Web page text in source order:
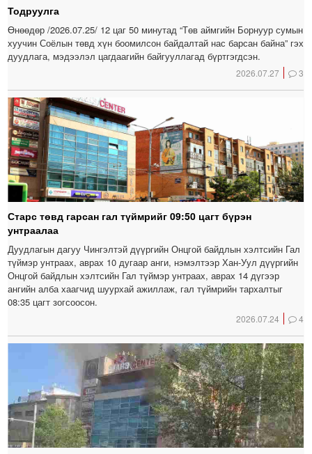
Тодруулга
Өнөөдөр /2026.07.25/ 12 цаг 50 минутад “Төв аймгийн Борнуур сумын
хуучин Соёлын төвд хүн боомилсон байдалтай нас барсан байна” гэх
дуудлага, мэдээлэл цагдаагийн байгууллагад бүртгэгдсэн.
2026.07.27 3
Старс төвд гарсан гал түймрийг 09:50 цагт бүрэн
унтраалаа
Дуудлагын дагуу Чингэлтэй дүүргийн Онцгой байдлын хэлтсийн Гал
түймэр унтраах, аврах 10 дугаар анги, нэмэлтээр Хан-Уул дүүргийн
Онцгой байдлын хэлтсийн Гал түймэр унтраах, аврах 14 дүгээр
ангийн алба хаагчид шуурхай ажиллаж, гал түймрийн тархалтыг
08:35 цагт зогсоосон.
2026.07.24 4